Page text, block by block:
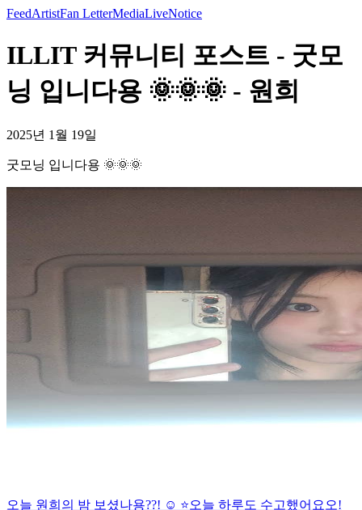
FeedArtistFan LetterMediaLiveNotice
ILLIT 커뮤니티 포스트 - 굿모
닝 입니다용 🌞🌞🌞 - 원희
2025년 1월 19일
굿모닝 입니다용 🌞🌞🌞
오늘 원희의 밤 보셨나용??! ☺️ ⭐오늘 하루도 수고했어요오!